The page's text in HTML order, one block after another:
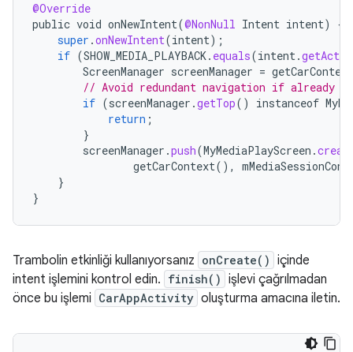
@Override
public void onNewIntent(@NonNull Intent intent)
{
super .onNewIntent(intent);
if (SHOW_MEDIA_PLAYBACK. equals(intent.
ScreenManager screenManager = getCarContext
// Avoid redundant navigation if already
if (screenManager .getTop() instanceof
return ;
}
screenManager .push(MyMediaPlayScreen .
getCarContext(),
}
}
Trambolin etkinliği kullanıyorsanız onCreate() içinde
intent işlemini kontrol edin. finish() işlevi çağrılmadan
önce bu işlemi CarAppActivity oluşturma amacına iletin.